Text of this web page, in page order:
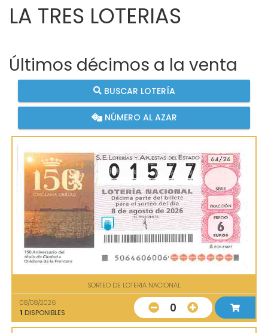
LA TRES LOTERIAS
Últimos décimos a la venta
BUSCAR LOTERÍA
NÚMERO AL AZAR
SORTEO DE LOTERIA NACIONAL
08/08/2026
1 DISPONIBLES 0